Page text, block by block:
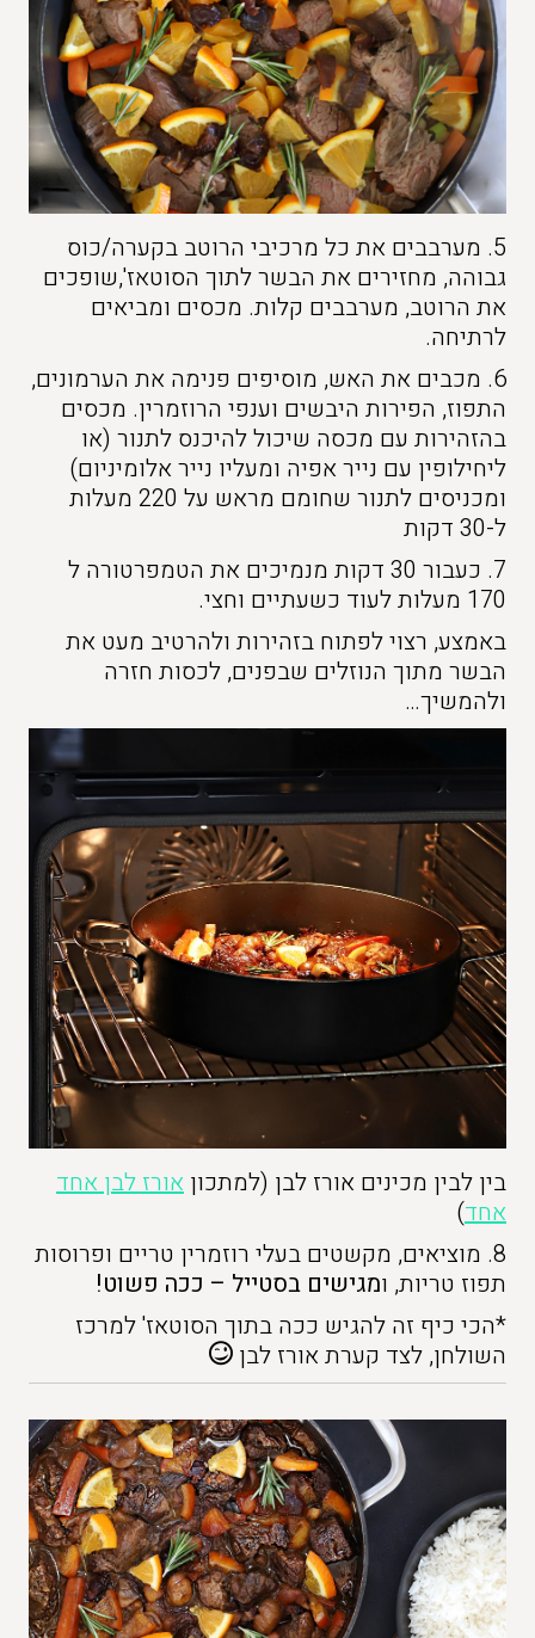
5. מערבבים את כל מרכיבי הרוטב בקערה/כוס
גבוהה, מחזירים את הבשר לתוך הסוטאז',שופכים
את הרוטב, מערבבים קלות. מכסים ומביאים
לרתיחה.
6. מכבים את האש, מוסיפים פנימה את הערמונים,
התפוז, הפירות היבשים וענפי הרוזמרין. מכסים
בהזהירות עם מכסה שיכול להיכנס לתנור (או
ליחילופין עם נייר אפיה ומעליו נייר אלומיניום)
ומכניסים לתנור שחומם מראש על 220 מעלות
ל-30 דקות
7. כעבור 30 דקות מנמיכים את הטמפרטורה ל
170 מעלות לעוד כשעתיים וחצי.
באמצע, רצוי לפתוח בזהירות ולהרטיב מעט את
הבשר מתוך הנוזלים שבפנים, לכסות חזרה
ולהמשיך…
בין לבין מכינים אורז לבן (למתכון אורז לבן אחד
אחד)
8. מוציאים, מקשטים בעלי רוזמרין טריים ופרוסות
תפוז טריות, ומגישים בסטייל – ככה פשוט!
*הכי כיף זה להגיש ככה בתוך הסוטאז' למרכז
השולחן, לצד קערת אורז לבן